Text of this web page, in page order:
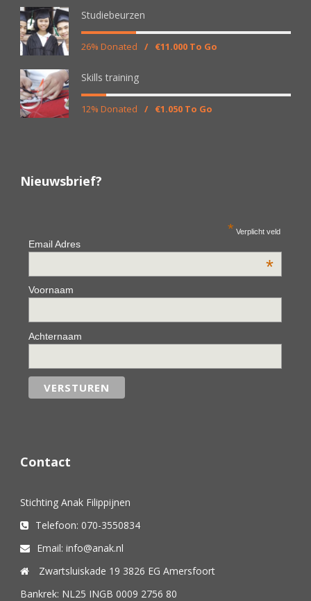
Studiebeurzen
26% Donated / €11.000 To Go
Skills training
12% Donated / €1.050 To Go
Nieuwsbrief?
* Verplicht veld
Email Adres
*
Voornaam
Achternaam
Contact
Stichting Anak Filippijnen
Telefoon: 070-3550834
Email: info@anak.nl
Zwartsluiskade 19 3826 EG Amersfoort
Bankrek: NL25 INGB 0009 2756 80